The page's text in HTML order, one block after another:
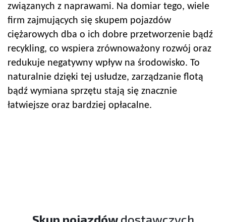
związanych z naprawami. Na domiar tego, wiele
firm zajmujących się skupem pojazdów
ciężarowych dba o ich dobre przetworzenie bądź
recykling, co wspiera zrównoważony rozwój oraz
redukuje negatywny wpływ na środowisko. To
naturalnie dzięki tej usłudze, zarządzanie flotą
bądź wymiana sprzętu stają się znacznie
łatwiejsze oraz bardziej opłacalne.